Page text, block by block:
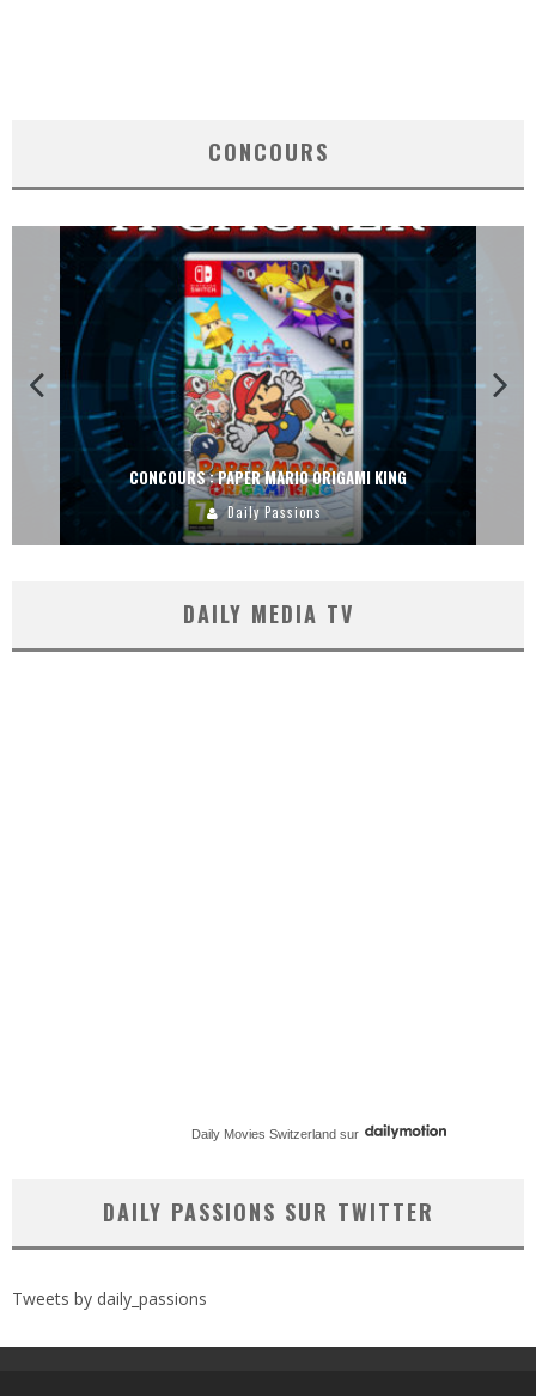
CONCOURS
CONCOURS : PAPER MARIO ORIGAMI KING
Daily Passions
DAILY MEDIA TV
Daily Movies Switzerland sur
DAILY PASSIONS SUR TWITTER
Tweets by daily_passions